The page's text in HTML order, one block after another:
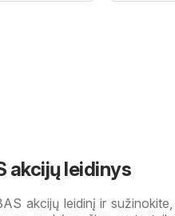
akcijų leidinys
akcijų leidinį ir